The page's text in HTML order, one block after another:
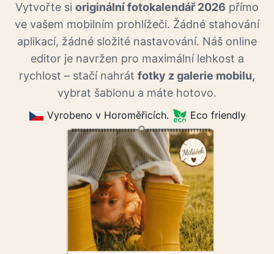
Vytvořte si originální fotokalendář 2026 přímo
ve vašem mobilním prohlížeči. Žádné stahování
aplikací, žádné složité nastavování. Náš online
editor je navržen pro maximální lehkost a
rychlost – stačí nahrát fotky z galerie mobilu,
vybrat šablonu a máte hotovo.
Vyrobeno v Horoměřicích. Eco friendly